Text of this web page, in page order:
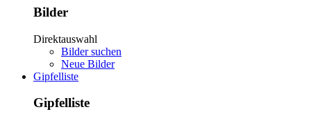
Bilder
Direktauswahl
Bilder suchen
Neue Bilder
Gipfelliste
Gipfelliste